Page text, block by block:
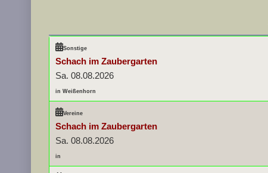
Sonstige
Schach im Zaubergarten
Sa. 08.08.2026
in Weißenhorn
Vereine
Schach im Zaubergarten
Sa. 08.08.2026
in